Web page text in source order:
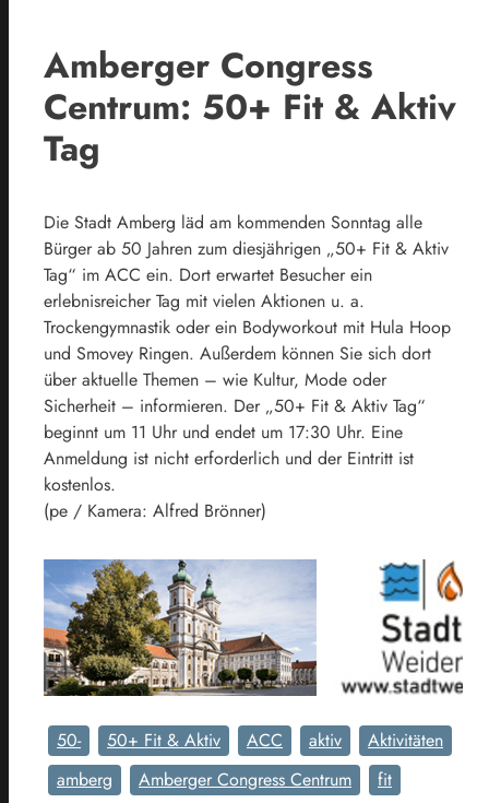
Amberger Congress
Centrum: 50+ Fit & Aktiv
Tag
Die Stadt Amberg läd am kommenden Sonntag alle
Bürger ab 50 Jahren zum diesjährigen „50+ Fit & Aktiv
Tag“ im ACC ein. Dort erwartet Besucher ein
erlebnisreicher Tag mit vielen Aktionen u. a.
Trockengymnastik oder ein Bodyworkout mit Hula Hoop
und Smovey Ringen. Außerdem können Sie sich dort
über aktuelle Themen – wie Kultur, Mode oder
Sicherheit – informieren. Der „50+ Fit & Aktiv Tag“
beginnt um 11 Uhr und endet um 17:30 Uhr. Eine
Anmeldung ist nicht erforderlich und der Eintritt ist
kostenlos.
(pe / Kamera: Alfred Brönner)
50- 50+ Fit & Aktiv ACC aktiv
Aktivitäten
amberg
Amberger Congress Centrum
fit